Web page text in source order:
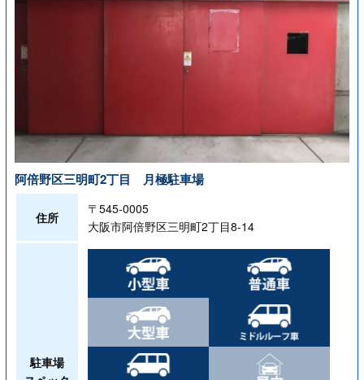
阿倍野区三明町2丁目 月極駐車場
住所
〒545-0005
大阪市阿倍野区三明町2丁目8-14
駐車場